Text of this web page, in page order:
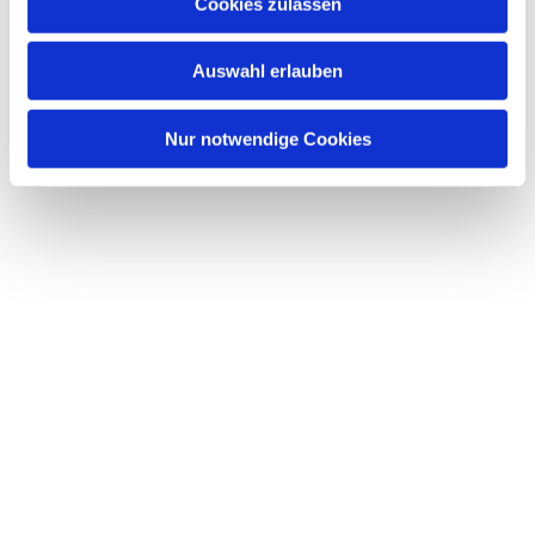
Auswahl erlauben
Nur notwendige Cookies
Kontakt: Gemeindepädagogin Elke Kirchner-Goetze,
Tel. 0175 9923625